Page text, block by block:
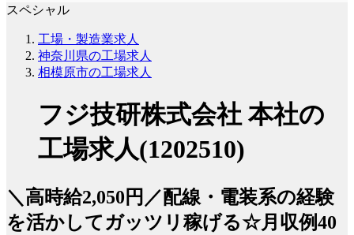
スペシャル
工場・製造業求人
神奈川県の工場求人
相模原市の工場求人
フジ技研株式会社 本社の
工場求人(1202510)
＼高時給2,050円／配線・電装系の経験
を活かしてガッツリ稼げる☆月収例40